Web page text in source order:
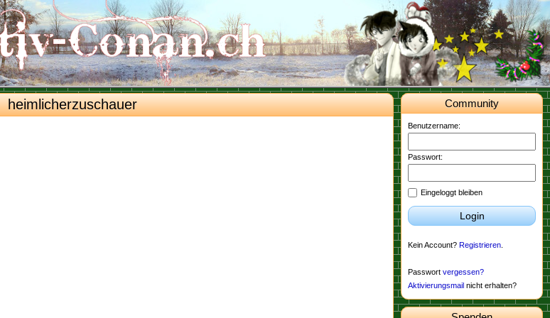
Community
Benutzername:
Passwort:
Eingeloggt bleiben
Login
Kein Account? Registrieren
Passwort vergessen?
Aktivierungsmail nicht erhalten?
heimlicherzuschauer